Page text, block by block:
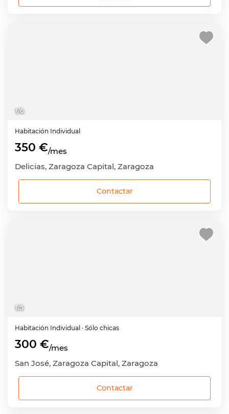
1/6
Habitación Individual
350 €/mes
Delicias, Zaragoza Capital, Zaragoza
Contactar
1/5
Habitación Individual · Sólo chicas
300 €/mes
San José, Zaragoza Capital, Zaragoza
Contactar